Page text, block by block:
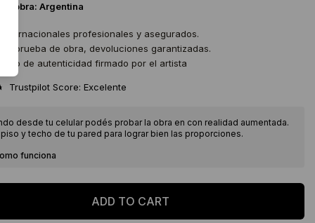
la obra: Argentina
internacionales profesionales y asegurados.
prueba de obra, devoluciones garantizadas.
de autenticidad firmado por el artista
Trustpilot Score: Excelente
desde tu celular podés probar la obra en con realidad aumentada.
y techo de tu pared para lograr bien las proporciones.
funciona